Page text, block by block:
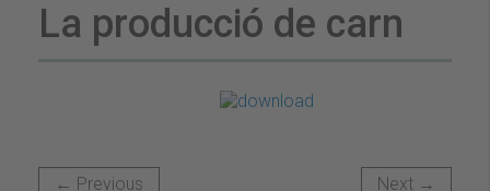
La producció de carn
← Previous Next →